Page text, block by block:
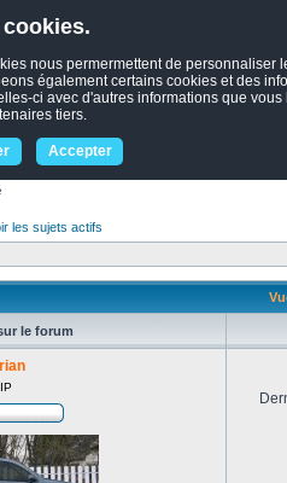
nous permermettent de
également certains cookies et des
ci avec d'autres informations que
tiers.
Accepter
les sujets actifs
le forum